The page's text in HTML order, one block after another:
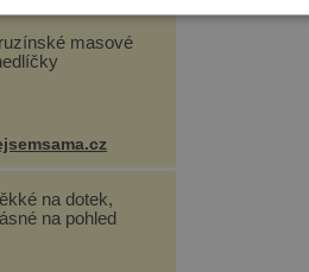
masové
na dotek,
na pohled